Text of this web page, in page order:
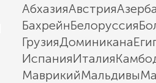
АбхазияАвстрия
БахрейнБелоруссия
ГрузияДоминикана
ИспанияИталия
МаврикийМальдивы